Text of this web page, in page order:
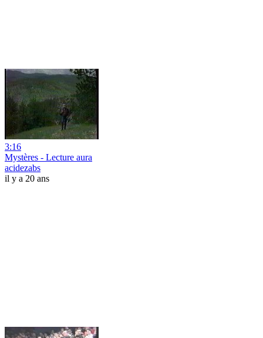
3:16
Mystères - Lecture aura
acidezabs
il y a 20 ans